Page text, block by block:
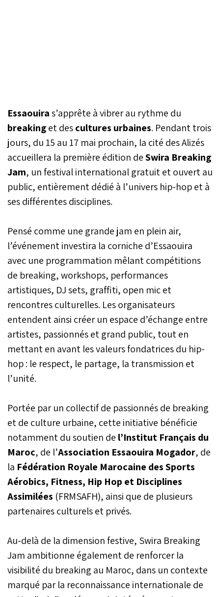
Essaouiras’apprête à vibrer au rythme du
breakinget descultures urbaines. Pendant trois
jours, du 15 au 17 mai prochain, la cité des Alizés
accueillera la première édition deSwira Breaking
Jam, un festival international gratuit et ouvert au
public, entièrement dédié à l’univers hip-hop et à
ses différentes disciplines.
Pensé comme une grande jam en plein air,
l’événement investira la corniche d’Essaouira
avec une programmation mêlant compétitions
de breaking, workshops, performances
artistiques, DJ sets, graffiti, open mic et
rencontres culturelles. Les organisateurs
entendent ainsi créer un espace d’échange entre
artistes, passionnés et grand public, tout en
mettant en avant les valeurs fondatrices du hip-
hop : le respect, le partage, la transmission et
l’unité.
Portée par un collectif de passionnés de breaking
et de culture urbaine, cette initiative bénéficie
notamment du soutien de l’Institut Français du
Maroc, de l’Association Essaouira Mogador, de
la Fédération Royale Marocaine des Sports
Aérobics, Fitness, Hip Hop et Disciplines
Assimilées (FRMSAFH), ainsi que de plusieurs
partenaires culturels et privés.
Au-delà de la dimension festive, Swira Breaking
Jam ambitionne également de renforcer la
visibilité du breaking au Maroc, dans un contexte
marqué par la reconnaissance internationale de